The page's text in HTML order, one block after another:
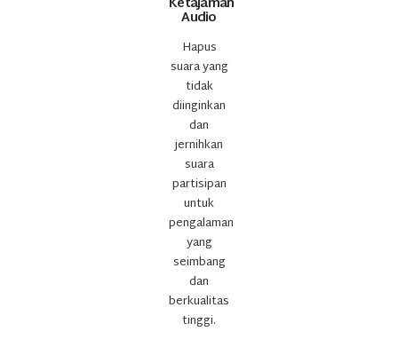
Audio
Hapus
suara yang
tidak
diinginkan
dan
jernihkan
suara
partisipan
untuk
pengalaman
yang
seimbang
dan
berkualitas
tinggi.